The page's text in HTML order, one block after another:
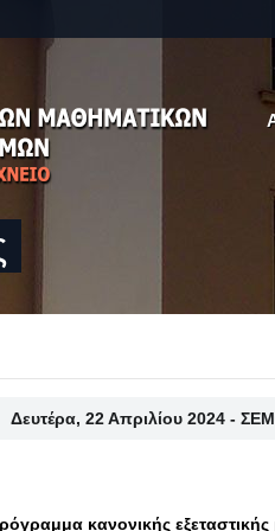
Δευτέρα, 22 Απριλίου 2024 -
κανονικής